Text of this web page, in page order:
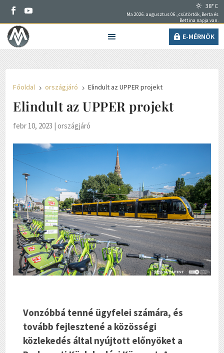
38° C
Ma 2026. augusztus 06., csütörtök, Berta és
Bettina napja van.
E-MÉRNÖK
Főoldal 5 országjáró 5 Elindult az UPPER projekt
Elindult az UPPER projekt
febr 10, 2023 |országjáró
Vonzóbbá tenné ügyfelei számára, és
tovább fejlesztené a közösségi
közlekedés által nyújtott előnyöket a